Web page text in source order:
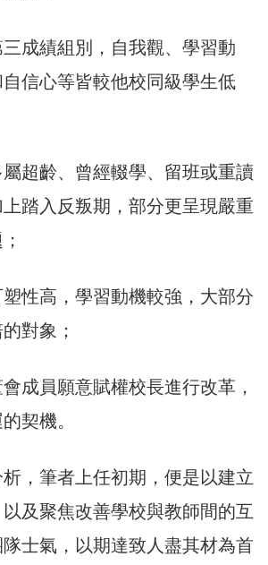
成績組別，自我觀、學習動
信心等皆較他校同級學生低
超齡、曾經輟學、留班或重讀
踏入反叛期，部分更呈現嚴重
性高，學習動機較強，大部分
對象；
成員願意賦權校長進行改革，
契機。
，筆者上任初期，便是以建立
及聚焦改善學校與教師間的互
士氣，以期達致人盡其材為首